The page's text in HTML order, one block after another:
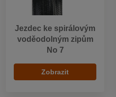
Jezdec ke spirálovým
voděodolným zipům
No 7
Zobrazit